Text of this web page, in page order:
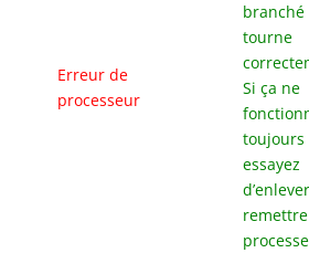
Erreur de
processeur
branché
tourne
Si ça ne
toujours
essayez